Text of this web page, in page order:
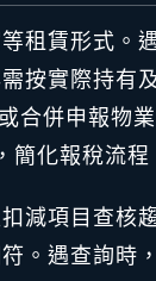
租賃形式。
按實際持有
合併申報物業
簡化報稅流程
減項目查核
。遇查詢時